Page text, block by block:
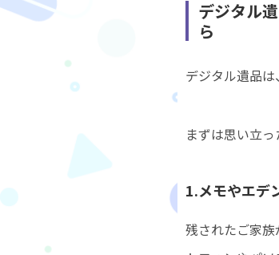
デジタル
ら
デジタル遺品は
まずは思い立
1.メモやエデ
残されたご家